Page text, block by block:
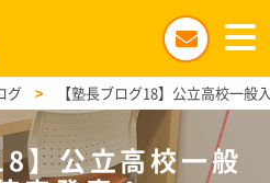
グ > 【塾長ブログ18】公立高校一
】公立高校一般